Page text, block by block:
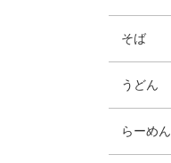
そば
うどん
らーめん